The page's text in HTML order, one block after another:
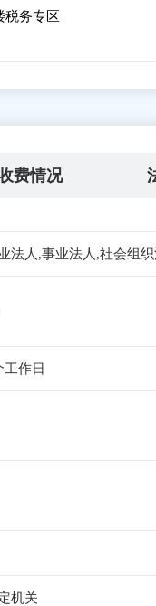
税务专区
费情况
法人,事业法人,社会组织
工作日
机关